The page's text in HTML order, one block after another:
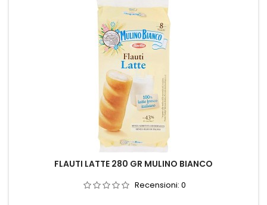
FLAUTI LATTE 280 GR MULINO BIANCO
Recensioni: 0